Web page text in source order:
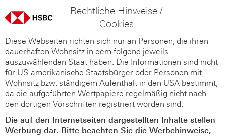
Rechtliche Hinweise /
Cookies
Diese Webseiten richten sich nur an Personen, die ihren
dauerhaften Wohnsitz in dem folgend jeweils
auszuwählenden Staat haben. Die Informationen sind nicht
für US-amerikanische Staatsbürger oder Personen mit
Wohnsitz bzw. ständigem Aufenthalt in den USA bestimmt,
da die aufgeführten Wertpapiere regelmäßig nicht nach
den dortigen Vorschriften registriert worden sind.
Die auf den Internetseiten dargestellten Inhalte stellen
Werbung dar. Bitte beachten Sie die Werbehinweise,